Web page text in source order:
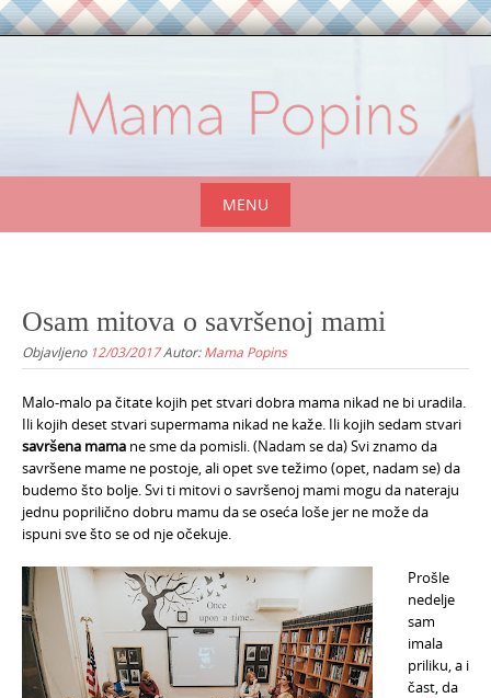
MENU
content
Osam mitova o savršenoj mami
Objavljeno 12/03/2017Autor:Mama Popins
Malo-malo pa čitate kojih pet stvari dobra mama nikad ne bi uradila.
Ili kojih deset stvari supermama nikad ne kaže. Ili kojih sedam stvari
savršena mama ne sme da pomisli. (Nadam se da) Svi znamo da
savršene mame ne postoje, ali opet sve težimo (opet, nadam se) da
budemo što bolje. Svi ti mitovi o savršenoj mami mogu da nateraju
jednu poprilično dobru mamu da se oseća loše jer ne može da
ispuni sve što se od nje očekuje.
Prošle
nedelje
sam
imala
priliku, a i
čast, da